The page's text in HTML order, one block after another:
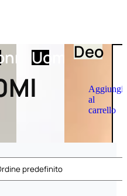
UomoDeo
Aggiungi
al
carrello